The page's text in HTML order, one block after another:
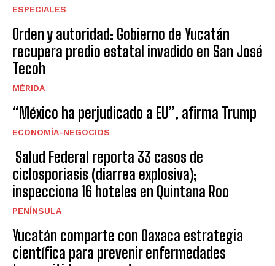
ESPECIALES
Orden y autoridad: Gobierno de Yucatán
recupera predio estatal invadido en San José
Tecoh
MÉRIDA
“México ha perjudicado a EU”, afirma Trump
ECONOMÍA-NEGOCIOS
Salud Federal reporta 33 casos de
ciclosporiasis (diarrea explosiva);
inspecciona 16 hoteles en Quintana Roo
PENÍNSULA
Yucatán comparte con Oaxaca estrategia
científica para prevenir enfermedades